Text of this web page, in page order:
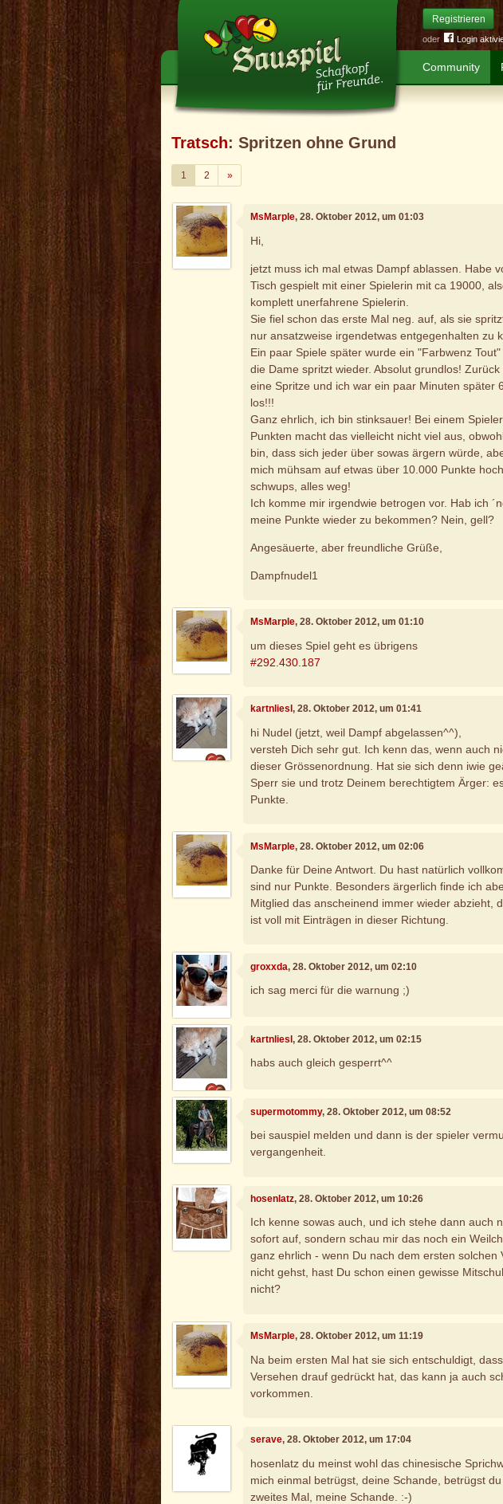
Registrieren
oder Login
Community
Tratsch: Spritzen ohne Grund
1 2 »Weiter
MsMarple, 28. Oktober 2012, um 01:03
Hi,
jetzt muss ich mal etwas Dampf ablassen. Habe
Tisch gespielt mit einer Spielerin mit ca 19000,
komplett unerfahrene Spielerin.
Sie fiel schon das erste Mal neg. auf, als sie
nur ansatzweise irgendetwas entgegenhalten zu
Ein paar Spiele später wurde ein "Farbwenz Tout"
die Dame spritzt wieder. Absolut grundlos!
eine Spritze und ich war ein paar Minuten später
los!!!
Ganz ehrlich, ich bin stinksauer! Bei einem
Punkten macht das vielleicht nicht viel aus,
bin, dass sich jeder über sowas ärgern würde,
mich mühsam auf etwas über 10.000 Punkte
schwups, alles weg!
Ich komme mir irgendwie betrogen vor. Hab ich
meine Punkte wieder zu bekommen? Nein, gell?
Angesäuerte, aber freundliche Grüße,
Dampfnudel1
MsMarple, 28. Oktober 2012, um 01:10
um dieses Spiel geht es übrigens
#292.430.187
kartnliesl, 28. Oktober 2012, um 01:41
hi Nudel (jetzt, weil Dampf abgelassen^^),
versteh Dich sehr gut. Ich kenn das, wenn auch
dieser Grössenordnung. Hat sie sich denn iwie
Sperr sie und trotz Deinem berechtigtem Ärger:
Punkte.
MsMarple, 28. Oktober 2012, um 02:06
Danke für Deine Antwort. Du hast natürlich
sind nur Punkte. Besonders ärgerlich finde ich
Mitglied das anscheinend immer wieder abzieht,
ist voll mit Einträgen in dieser Richtung.
groxxda, 28. Oktober 2012, um 02:10
ich sag merci für die warnung ;)
kartnliesl, 28. Oktober 2012, um 02:15
habs auch gleich gesperrt^^
supermotommy, 28. Oktober 2012, um 08:52
bei sauspiel melden und dann is der spieler
vergangenheit.
hosenlatz, 28. Oktober 2012, um 10:26
Ich kenne sowas auch, und ich stehe dann auch
sofort auf, sondern schau mir das noch ein
ganz ehrlich - wenn Du nach dem ersten solchen
nicht gehst, hast Du schon einen gewisse
nicht?
MsMarple, 28. Oktober 2012, um 11:19
Na beim ersten Mal hat sie sich entschuldigt,
Versehen drauf gedrückt hat, das kann ja auch
vorkommen.
serave, 28. Oktober 2012, um 17:04
hosenlatz du meinst wohl das chinesische
mich einmal betrügst, deine Schande, betrügst
zweites Mal, meine Schande. :-)